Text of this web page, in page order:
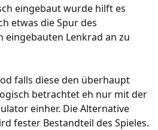
eingebaut wurde hilft es
etwas die Spur des
eingebauten Lenkrad an zu
falls diese den überhaupt
betrachtet eh nur mit der
einher. Die Alternative
fester Bestandteil des Spieles.